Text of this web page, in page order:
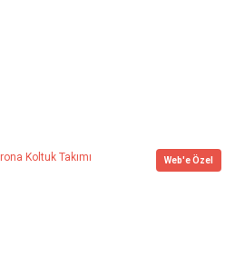
Web'e Özel